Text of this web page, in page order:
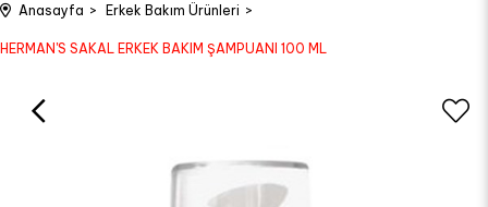
Anasayfa Erkek Bakım Ürünleri
HERMAN'S SAKAL ERKEK BAKIM ŞAMPUANI 100 ML